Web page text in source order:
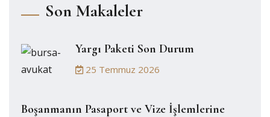
Son Makaleler
Yargı Paketi Son Durum
25 Temmuz 2026
Boşanmanın Pasaport ve Vize İşlemlerine